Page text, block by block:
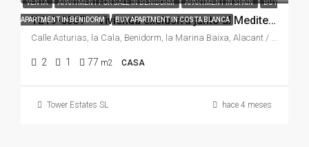
VENTA APARTMENT FOR SALE IN BENIDORM APARTMENT IN SPAIN BUY
APARTMENT IN BENIDORM BUY APARTMENT IN COSTA BLANCA TE19-0337 – Vivienda exclusiva junto al Mediterráneo en Cala de Benidorm, a pasos de la Playa de Poniente con terraza privada y alto potencial de inversión
Calle Asturias, la Cala, Benidorm, la Marina Baixa, Alacant / Alicante, Comunitat Valenciana, 03509, España
2 1 77 m2 CASA
Tower Estates SL hace 4 meses